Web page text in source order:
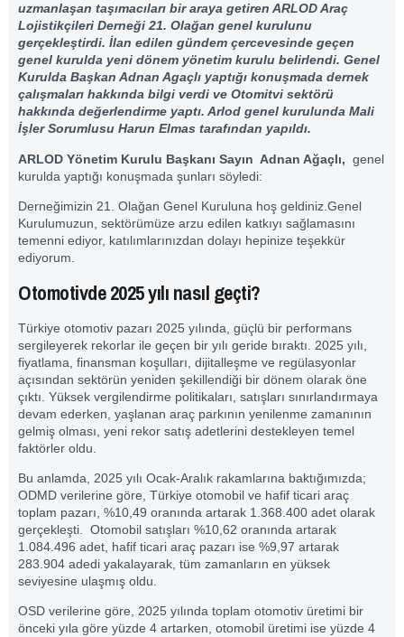
uzmanlaşan taşımacıları bir araya getiren ARLOD Araç
Lojistikçileri Derneği 21. Olağan genel kurulunu
gerçekleştirdi. İlan edilen gündem çercevesinde geçen
genel kurulda yeni dönem yönetim kurulu belirlendi. Genel
Kurulda Başkan Adnan Agaçlı yaptığı konuşmada dernek
çalışmaları hakkında bilgi verdi ve Otomitvi sektörü
hakkında değerlendirme yaptı. Arlod genel kurulunda Mali
İşler Sorumlusu Harun Elmas tarafından yapıldı.
ARLOD Yönetim Kurulu Başkanı Sayın Adnan Ağaçlı, genel
kurulda yaptığı konuşmada şunları söyledi:
Derneğimizin 21. Olağan Genel Kuruluna hoş geldiniz.Genel
Kurulumuzun, sektörümüze arzu edilen katkıyı sağlamasını
temenni ediyor, katılımlarınızdan dolayı hepinize teşekkür
ediyorum.
Otomotivde 2025 yılı nasıl geçti?
Türkiye otomotiv pazarı 2025 yılında, güçlü bir performans
sergileyerek rekorlar ile geçen bir yılı geride bıraktı. 2025 yılı,
fiyatlama, finansman koşulları, dijitalleşme ve regülasyonlar
açısından sektörün yeniden şekillendiği bir dönem olarak öne
çıktı. Yüksek vergilendirme politikaları, satışları sınırlandırmaya
devam ederken, yaşlanan araç parkının yenilenme zamanının
gelmiş olması, yeni rekor satış adetlerini destekleyen temel
faktörler oldu.
Bu anlamda, 2025 yılı Ocak-Aralık rakamlarına baktığımızda;
ODMD verilerine göre, Türkiye otomobil ve hafif ticari araç
toplam pazarı, %10,49 oranında artarak 1.368.400 adet olarak
gerçekleşti. Otomobil satışları %10,62 oranında artarak
1.084.496 adet, hafif ticari araç pazarı ise %9,97 artarak
283.904 adedi yakalayarak, tüm zamanların en yüksek
seviyesine ulaşmış oldu.
OSD verilerine göre, 2025 yılında toplam otomotiv üretimi bir
önceki yıla göre yüzde 4 artarken, otomobil üretimi ise yüzde 4